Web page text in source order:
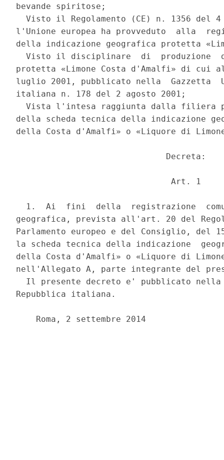
bevande spiritose;
Visto il Regolamento (CE) n. 1356 del
l'Unione europea ha provveduto  alla
della indicazione geografica protetta
Visto il disciplinare  di  produzione
protetta «Limone Costa d'Amalfi» di
luglio 2001, pubblicato nella  Gazzetta
italiana n. 178 del 2 agosto 2001;
Vista l'intesa raggiunta dalla filiera
della scheda tecnica della indicazione
della Costa d'Amalfi» o «Liquore di
                              Decreta:
                               Art. 1
1.  Ai  fini  della  registrazione
geografica, prevista all'art. 20 del
Parlamento europeo e del Consiglio, del
la scheda tecnica della indicazione
della Costa d'Amalfi» o «Liquore di
nell'Allegato A, parte integrante del
Il presente decreto e' pubblicato
Repubblica italiana.
    Roma, 2 settembre 2014